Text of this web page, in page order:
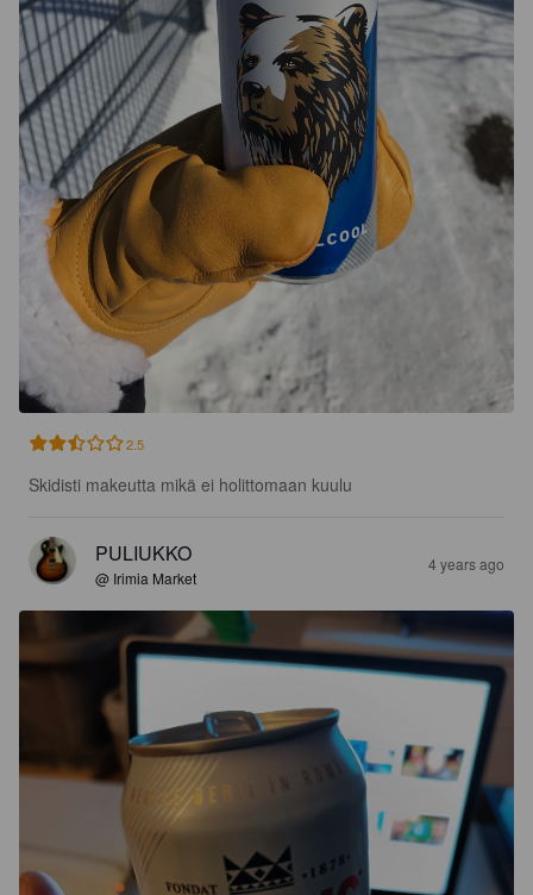
2.5
Skidisti makeutta mikä ei holittomaan kuulu
PULIUKKO
@ Irimia Market
4 years ago